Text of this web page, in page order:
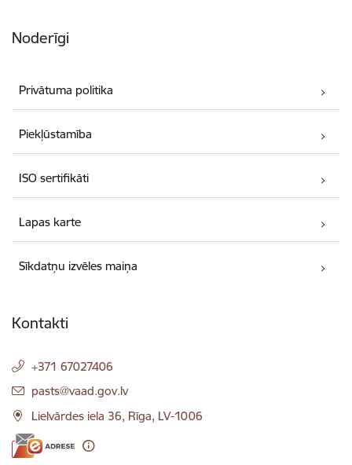
Noderīgi
Privātuma politika
Piekļūstamība
ISO sertifikāti
Lapas karte
Sīkdatņu izvēles maiņa
Kontakti
+371 67027406
E-pasts:
pasts@vaad.gov.lv
Lielvārdes iela 36, Rīga, LV-1006